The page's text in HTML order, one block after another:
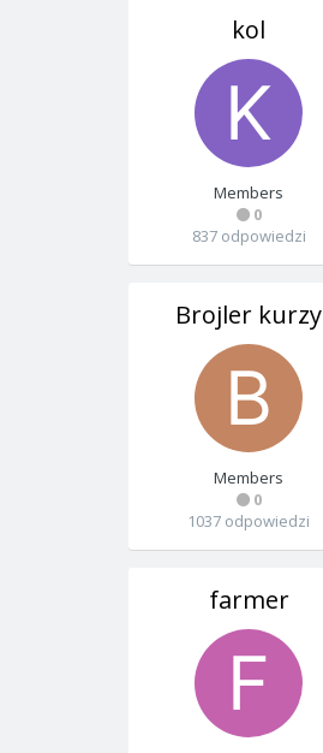
kol
Members
0
837 odpowiedzi
Brojler kurzy
Members
0
1037 odpowiedzi
farmer